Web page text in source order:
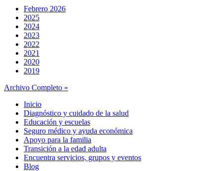
Febrero 2026
2025
2024
2023
2022
2021
2020
2019
Archivo Completo »
Inicio
Diagnóstico y cuidado de la salud
Educación y escuelas
Seguro médico y ayuda económica
Apoyo para la familia
Transición a la edad adulta
Encuentra servicios, grupos y eventos
Blog